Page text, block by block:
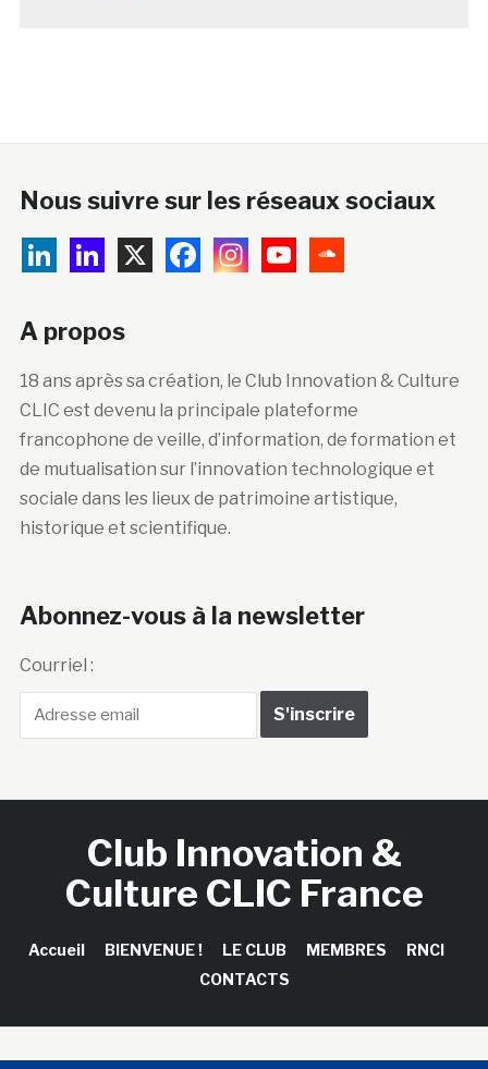
Nous suivre sur les réseaux sociaux
A propos
18 ans après sa création, le Club Innovation & Culture
CLIC est devenu la principale plateforme
francophone de veille, d’information, de formation et
de mutualisation sur l’innovation technologique et
sociale dans les lieux de patrimoine artistique,
historique et scientifique.
Abonnez-vous à la newsletter
Courriel :
Club Innovation &
Culture CLIC France
Accueil BIENVENUE ! LE CLUB MEMBRES
RNCI
CONTACTS